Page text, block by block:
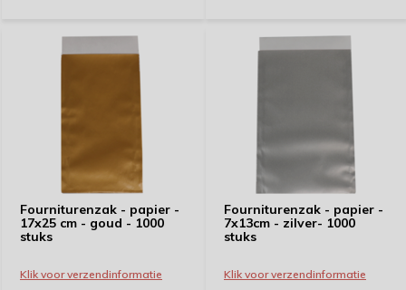
Fourniturenzak - papier -
17x25 cm - goud - 1000
stuks
Klik voor verzendinformatie
Fourniturenzak - papier -
7x13cm - zilver- 1000
stuks
Klik voor verzendinformatie